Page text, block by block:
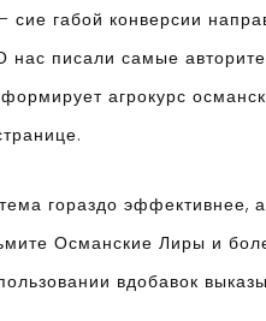
габой конверсии
нас писали самые
агрокурс
гораздо эффективнее,
Османские Лиры и
вдобавок